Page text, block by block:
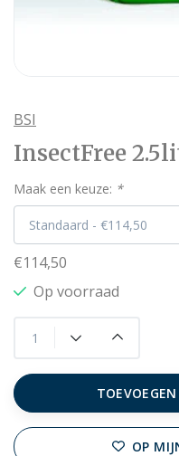
BSI
InsectFree
Maak een keuze: *
€114,50
Op voorraad
OP